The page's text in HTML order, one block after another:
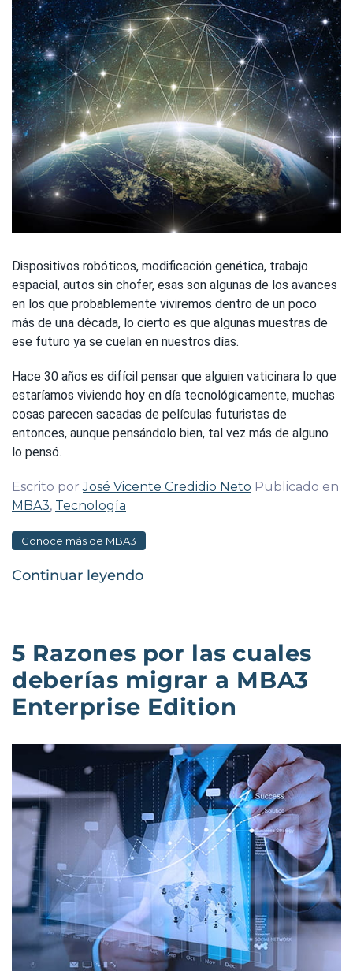
Dispositivos robóticos, modificación genética, trabajo
espacial, autos sin chofer, esas son algunas de los avances
en los que probablemente viviremos dentro de un poco
más de una década, lo cierto es que algunas muestras de
ese futuro ya se cuelan en nuestros días.
Hace 30 años es difícil pensar que alguien vaticinara lo que
estaríamos viviendo hoy en día tecnológicamente, muchas
cosas parecen sacadas de películas futuristas de
entonces, aunque pensándolo bien, tal vez más de alguno
lo pensó.
Escrito porJosé Vicente Credidio Neto Publicado en
MBA3, Tecnología
Conoce más de MBA3
Continuar leyendo
5 Razones por las cuales
deberías migrar a MBA3
Enterprise Edition